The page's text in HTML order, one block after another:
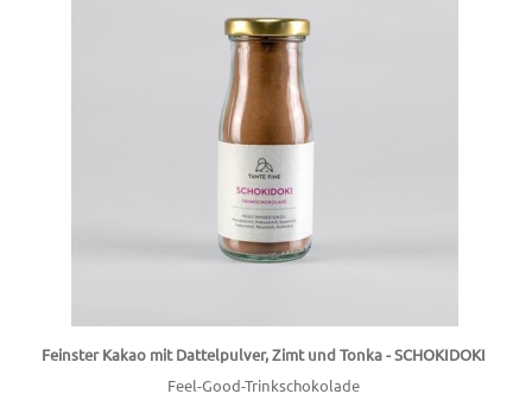
Feinster Kakao mit Dattelpulver, Zimt und Tonka - SCHOKIDOKI
Feel-Good-Trinkschokolade